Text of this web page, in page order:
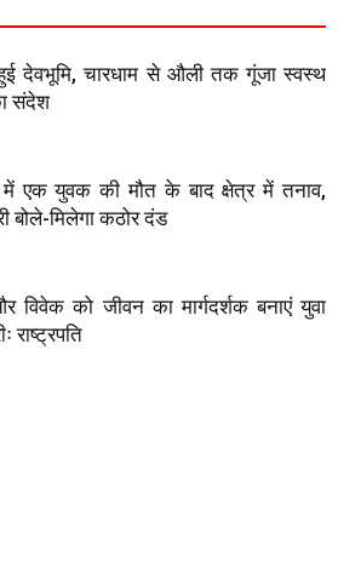
देवभूमि, चारधाम से औली तक गूंजा स्वस्थ
संदेश
एक युवक की मौत के बाद क्षेत्र में तनाव,
बोले-मिलेगा कठोर दंड
विवेक को जीवन का मार्गदर्शक बनाएं युवा
राष्ट्रपति